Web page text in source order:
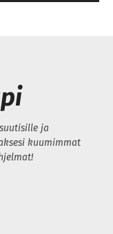
ja
kuumimmat